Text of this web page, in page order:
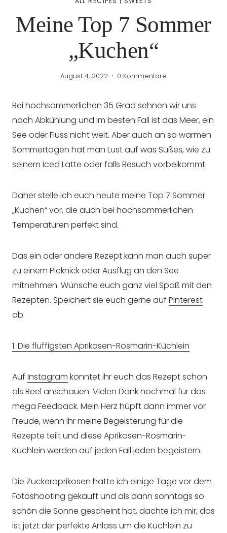
Meine Top 7 Sommer
„Kuchen“
August 4, 2022 0 Kommentare
Bei hochsommerlichen 35 Grad sehnen wir uns
nach Abkühlung und im besten Fall ist das Meer, ein
See oder Fluss nicht weit. Aber auch an so warmen
Sommertagen hat man Lust auf was Süßes, wie zu
seinem Iced Latte oder falls Besuch vorbeikommt.
Daher stelle ich euch heute meine Top 7 Sommer
„Kuchen“ vor, die auch bei hochsommerlichen
Temperaturen perfekt sind.
Das ein oder andere Rezept kann man auch super
zu einem Picknick oder Ausflug an den See
mitnehmen. Wünsche euch ganz viel Spaß mit den
Rezepten. Speichert sie euch gerne auf Pinterest
ab.
1. Die fluffigsten Aprikosen-Rosmarin-Küchlein
Auf Instagram konntet ihr euch das Rezept schon
als Reel anschauen. Vielen Dank nochmal für das
mega Feedback. Mein Herz hüpft dann immer vor
Freude, wenn ihr meine Begeisterung für die
Rezepte teilt und diese Aprikosen-Rosmarin-
Küchlein werden auf jeden Fall jeden begeistern.
Die Zuckeraprikosen hatte ich einige Tage vor dem
Fotoshooting gekauft und als dann sonntags so
schön die Sonne gescheint hat, dachte ich mir, das
ist jetzt der perfekte Anlass um die Küchlein zu